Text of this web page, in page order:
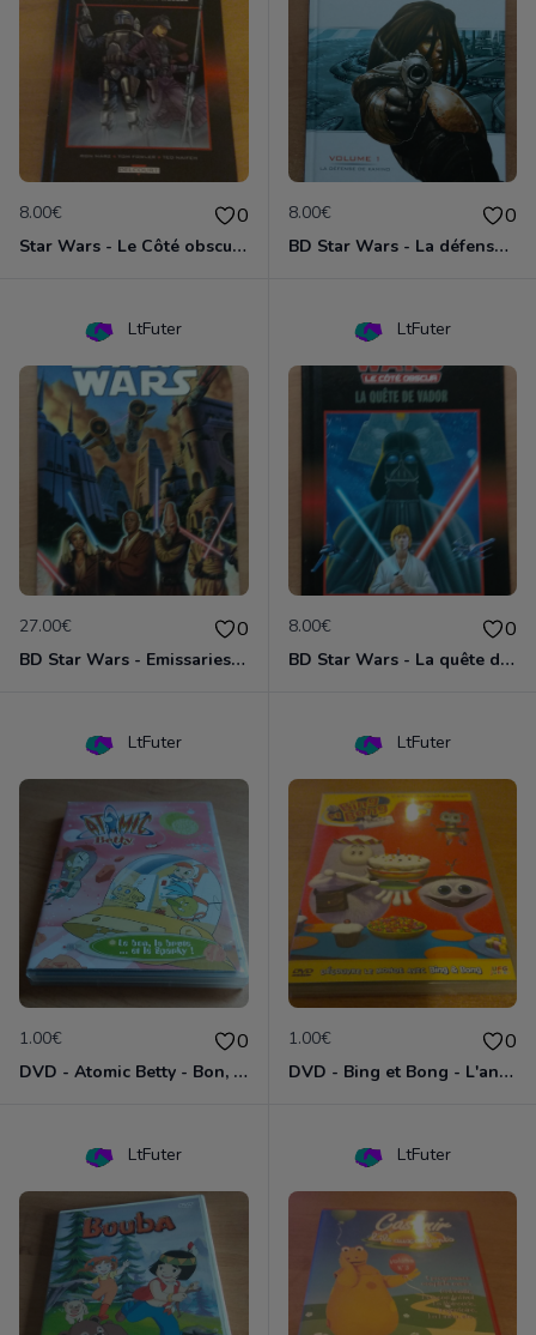
8.00€ 0
Star Wars - Le Côté obscur T01 - Jango Fett et Zam Wesell
8.00€ 0
BD Star Wars - La défense de Kamino (Clone Wars volume 1)
LtFuter
27.00€ 0
BD Star Wars - Emissaries to Malastare (VO)
LtFuter
8.00€ 0
BD Star Wars - La quête de Vador
LtFuter
1.00€ 0
DVD - Atomic Betty - Bon, brute et Sparky
LtFuter
1.00€ 0
DVD - Bing et Bong - L'anniversaire de Bong
LtFuter LtFuter